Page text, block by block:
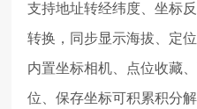
支持地址转经纬度、坐标
转换，同步显示海拔、定
内置坐标相机、点位收藏
位、保存坐标可积累积分